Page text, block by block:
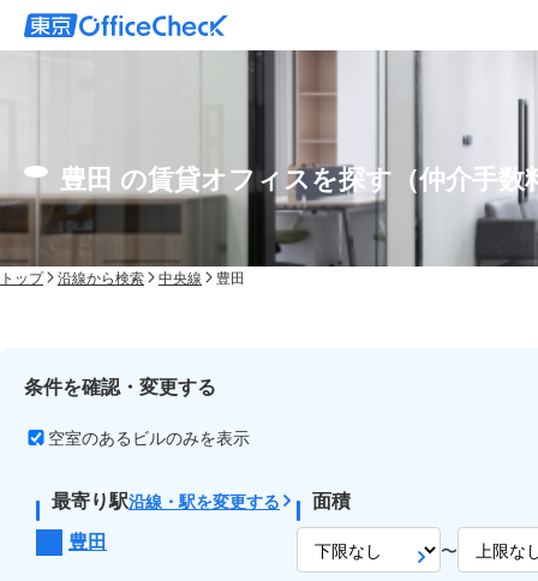
豊田 の賃貸オフィスを探す（仲介手数
トップ 沿線から検索 中央線 豊田
条件を確認・変更する
空室のあるビルのみを表示
最寄り駅沿線・駅を変更する
豊田
面積
〜